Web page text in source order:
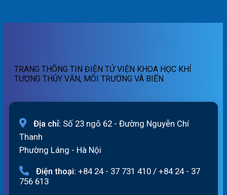
07/8/2026
01h
lũ
dự
TRANG THÔNG TIN ĐIỆN TỬ VIỆN KHOA HỌC KHÍ
TƯỢNG THỦY VĂN, MÔI TRƯỜNG VÀ BIỂN
Địa chỉ: Số 23 ngõ 62 - Đường Nguyễn Chí
Thanh
Phường Láng - Hà Nội
Điện thoại: +84 24 - 37 731 410 / +84 24 - 37
756 613